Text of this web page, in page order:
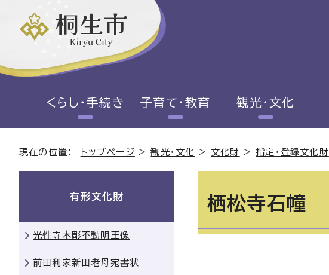
くらし・手続き 子育て・教育 観光・文化
現在の位置： トップページ >観光・文化 > 文化財 >指定・登録文化財
栖松寺石幢
有形文化財
光性寺木彫不動明王像
前田利家新田老母宛書状